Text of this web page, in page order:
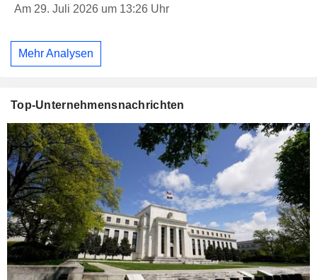
Am 29. Juli 2026 um 13:26 Uhr
Mehr Analysen
Top-Unternehmensnachrichten